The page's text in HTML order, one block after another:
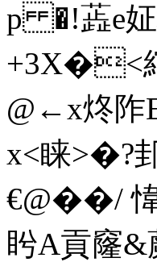
p �!蕋e
+3X�<
@←x炵
x<睐>�?
€@��/
盻A貢窿